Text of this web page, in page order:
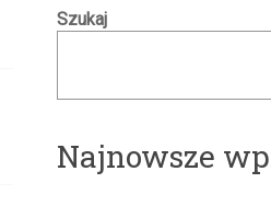
Szukaj
Najnowsze